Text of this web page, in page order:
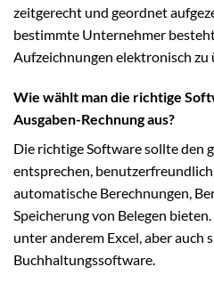
zeitgerecht und geordnet
bestimmte Unternehmer
Aufzeichnungen elektronisch zu
Wie wählt man die richtige
Ausgaben-Rechnung aus?
Die richtige Software sollte den
entsprechen,
automatische Berechnungen,
Speicherung von Belegen
unter anderem Excel, aber auch
Buchhaltungssoftware.